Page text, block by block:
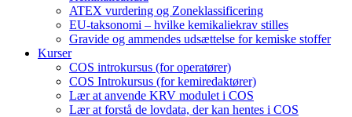
ATEX vurdering og Zoneklassificering
EU-taksonomi – hvilke kemikaliekrav stilles
Gravide og ammendes udsættelse for kemiske stoffer
Kurser
COS introkursus (for operatører)
COS Introkursus (for kemiredaktører)
Lær at anvende KRV modulet i COS
Lær at forstå de lovdata, der kan hentes i COS